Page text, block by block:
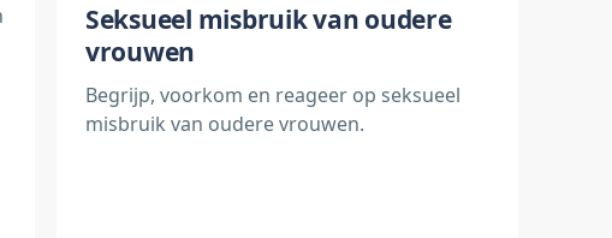
Seksueel misbruik van oudere
vrouwen
Begrijp, voorkom en reageer op seksueel
misbruik van oudere vrouwen.